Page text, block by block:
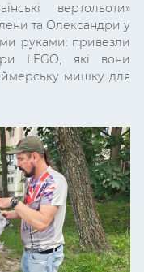
вертольоти»
та Олександри у
руками: привезли
LEGO, які вони
мишку для